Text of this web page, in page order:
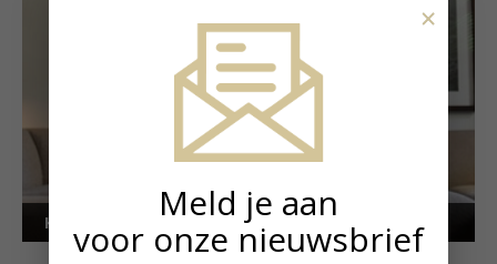
Kunstuitleen voor particulieren
Meld je aan
voor onze nieuwsbrief
×